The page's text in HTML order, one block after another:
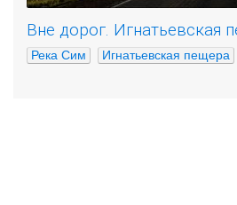
Вне дорог. Игнатьевская
Река Сим Игнатьевская пещера